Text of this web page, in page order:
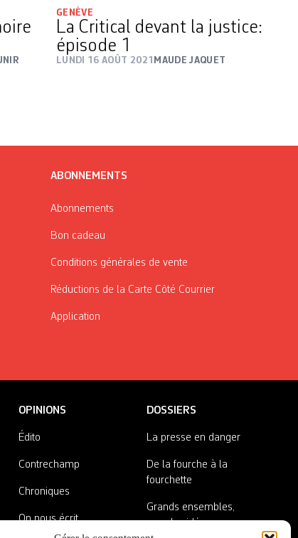
GENÈVE
La Critical devant la justice:
épisode 1
LUNDI 16 AOÛT 2021 MAUDE JAQUET
ABONNEMENTS
Abonnements
Bon cadeau
Conditions générales de vente
Réductions de la Carte Côté Courrier
Application
OPINIONS
Édito
Contrechamp
Chroniques
On nous écrit
DOSSIERS
La presse en danger
De la fourche à la
fourchette
Grands ensembles,
grandes idées